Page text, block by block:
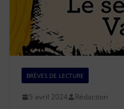
BRÈVES DE LECTURE
5 avril 2024 Rédaction